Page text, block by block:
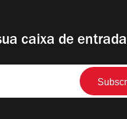
caixa de entrada